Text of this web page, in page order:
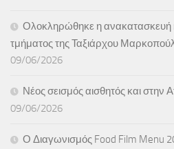
Ολοκληρώθηκε η ανακατασκευή
τμήματος της Ταξιάρχου
09/06/2026
Νέος σεισμός αισθητός και στην
09/06/2026
Ο Διαγωνισμός Food Film Menu